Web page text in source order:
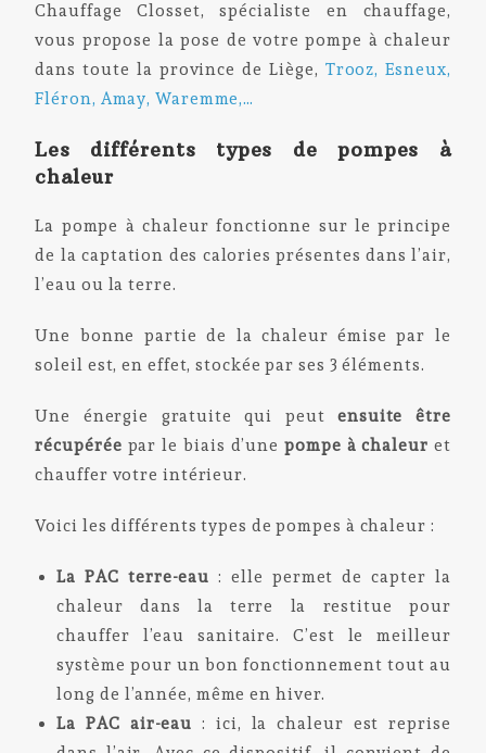
Chauffage Closset, spécialiste en chauffage,
vous propose la pose de votre pompe à chaleur
dans toute la province de Liège, Trooz, Esneux,
Fléron, Amay, Waremme,…
Les différents types de pompes à
chaleur
La pompe à chaleur fonctionne sur le principe
de la captation des calories présentes dans l’air,
l’eau ou la terre.
Une bonne partie de la chaleur émise par le
soleil est, en effet, stockée par ses 3 éléments.
Une énergie gratuite qui peut ensuite être
récupérée par le biais d’unepompe à chaleur et
chauffer votre intérieur.
Voici les différents types de pompes à chaleur :
La PAC terre-eau : elle permet de capter la
chaleur dans la terre la restitue pour
chauffer l’eau sanitaire. C’est le meilleur
système pour un bon fonctionnement tout au
long de l’année, même en hiver.
La PAC air-eau : ici, la chaleur est reprise